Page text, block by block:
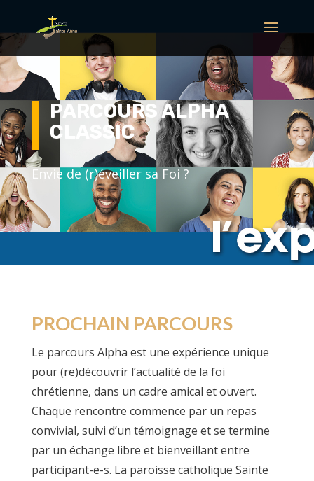
PARCOURS ALPHA
CLASSIC
Envie de (r)éveiller sa Foi ?
PROCHAIN PARCOURS
Le parcours Alpha est une expérience unique
pour (re)découvrir l’actualité de la foi
chrétienne, dans un cadre amical et ouvert.
Chaque rencontre commence par un repas
convivial, suivi d’un témoignage et se termine
par un échange libre et bienveillant entre
participant-e-s. La paroisse catholique Sainte